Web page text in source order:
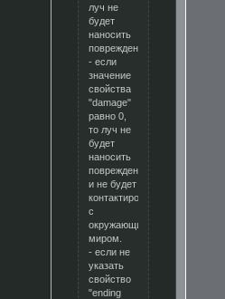
луч не
будет
наносить
повреждений.
- если
значение
свойства
"damage"
равно 0,
то луч не
будет
наносить
повреждений
и не будет
контактировать
с
окружающим
миром.
- если не
указать
свойство
"ending